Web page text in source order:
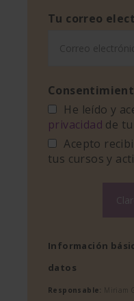
Tu correo
He leído y
privacidad de
Acepto
tus cursos y
Información
datos
Responsable: Miriam